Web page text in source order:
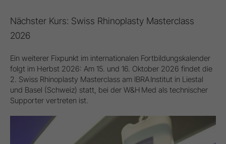
Nächster Kurs: Swiss Rhinoplasty Masterclass
2026
Ein weiterer Fixpunkt im internationalen Fortbildungskalender
folgt im Herbst 2026: Am 15. und 16. Oktober 2026 findet die
2. Swiss Rhinoplasty Masterclass am IBRA Institut in Liestal
und Basel (Schweiz) statt, bei der W&H Med als technischer
Supporter vertreten ist.